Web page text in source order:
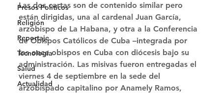
Presos Políticos
Religión
Reportaje
Tecnología
Salud
Actualidad
Las dos cartas son de contenido similar pero
están dirigidas, una al cardenal Juan García,
arzobispo de La Habana, y otra a la Conferencia
de Obispos Católicos de Cuba –integrada por
los once obispos en Cuba con diócesis bajo su
administración. Las misivas fueron entregadas el
viernes 4 de septiembre en la sede del
arzobispado capitalino por Anamely Ramos,